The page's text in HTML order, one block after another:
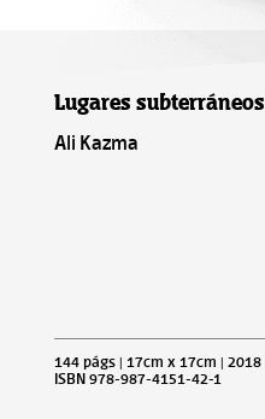
Lugares subterráneos
Ali Kazma
144 págs | 17cm x 17cm | 2018
ISBN 978-987-4151-42-1